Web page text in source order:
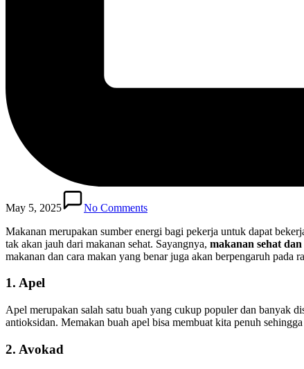
May 5, 2025
No Comments
Makanan merupakan sumber energi bagi pekerja untuk dapat
tak akan jauh dari makanan sehat. Sayangnya, makanan sehat
makanan dan cara makan yang benar juga akan berpengaruh pada
1. Apel
Apel merupakan salah satu buah yang cukup populer dan banyak
antioksidan. Memakan buah apel bisa membuat kita penuh
2. Avokad